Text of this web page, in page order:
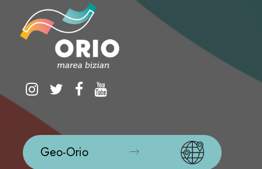
Geo-Orio